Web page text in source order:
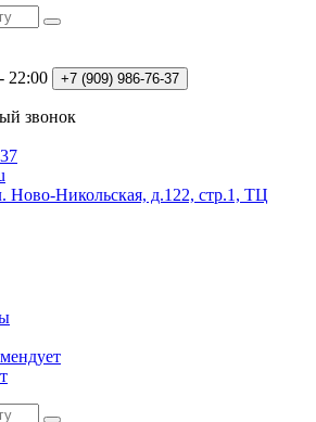
22:00 +7 (909) 986-76-37
звонок
Ново-Никольская, д.122, стр.1, ТЦ